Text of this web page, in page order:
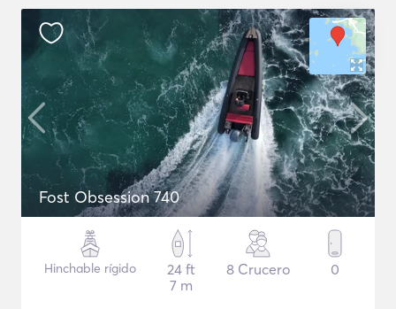
Fost Obsession 740
Hinchable rígido
24 ft
7 m
8 Crucero 0